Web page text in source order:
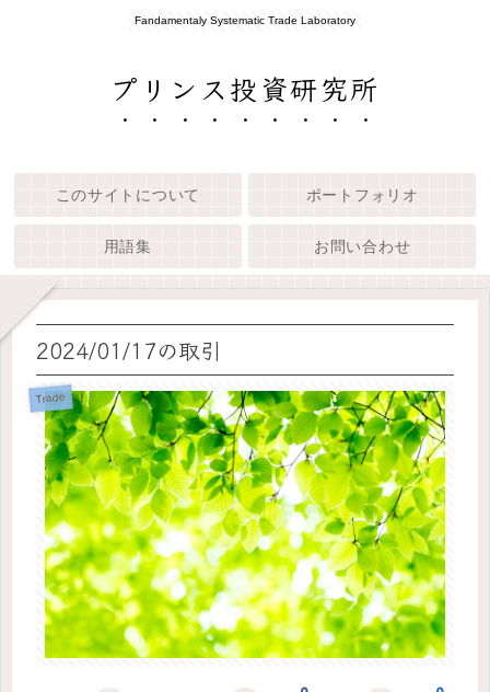
Fandamentaly Systematic Trade Laboratory
プリンス投資研究所
このサイトについて ポートフォリオ
用語集 お問い合わせ
2024/01/17の取引
Trade